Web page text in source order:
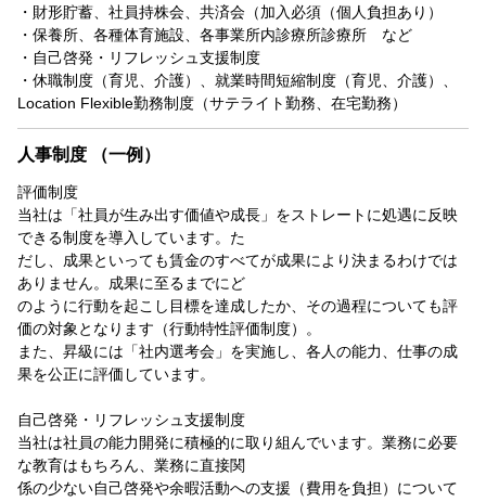
・財形貯蓄、社員持株会、共済会（加入必須（個人負担あり）
・保養所、各種体育施設、各事業所内診療所診療所 など
・自己啓発・リフレッシュ支援制度
・休職制度（育児、介護）、就業時間短縮制度（育児、介護）、
Location Flexible勤務制度（サテライト勤務、在宅勤務）
人事制度 （一例）
評価制度
当社は「社員が生み出す価値や成長」をストレートに処遇に反映
できる制度を導入しています。た
だし、成果といっても賃金のすべてが成果により決まるわけでは
ありません。成果に至るまでにど
のように行動を起こし目標を達成したか、その過程についても評
価の対象となります（行動特性評価制度）。
また、昇級には「社内選考会」を実施し、各人の能力、仕事の成
果を公正に評価しています。
自己啓発・リフレッシュ支援制度
当社は社員の能力開発に積極的に取り組んでいます。業務に必要
な教育はもちろん、業務に直接関
係の少ない自己啓発や余暇活動への支援（費用を負担）について